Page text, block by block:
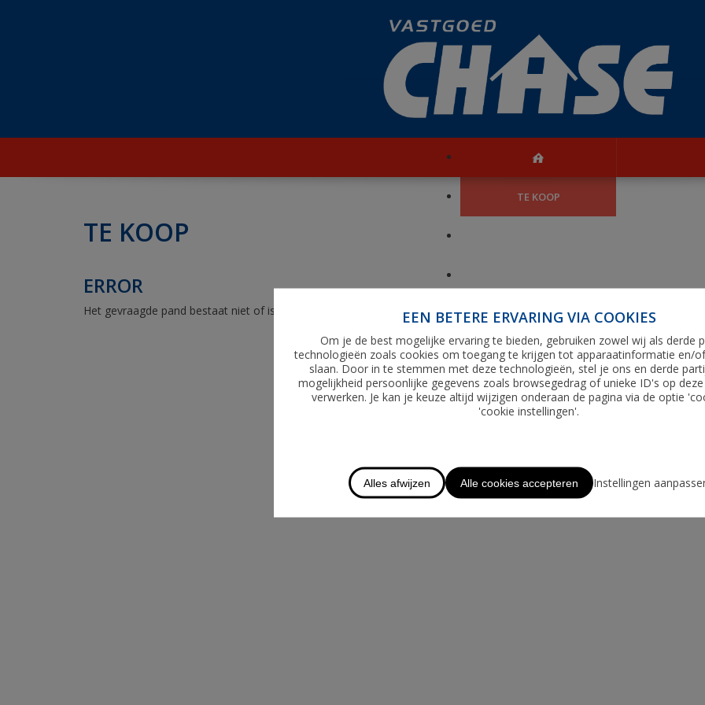
TE KOOP
REFERENTIES
GRATIS WAARDEBEPALING
OVER CHASE
TE HUUR
TE KOOP
ERROR
Het gevraagde pand bestaat niet of is verkocht EEN BETERE ERVARING VIA COOKIES
Om je de best mogelijke ervaring te bieden, gebruiken zowel wij als derde
technologieën zoals cookies om toegang te krijgen tot apparaatinformatie en/
slaan. Door in te stemmen met deze technologieën, stel je ons en derde
mogelijkheid persoonlijke gegevens zoals browsegedrag of unieke ID's op
verwerken. Je kan je keuze altijd wijzigen onderaan de pagina via de optie
'cookie instellingen'.
Alles afwijzen Alle cookies accepteren Instellingen